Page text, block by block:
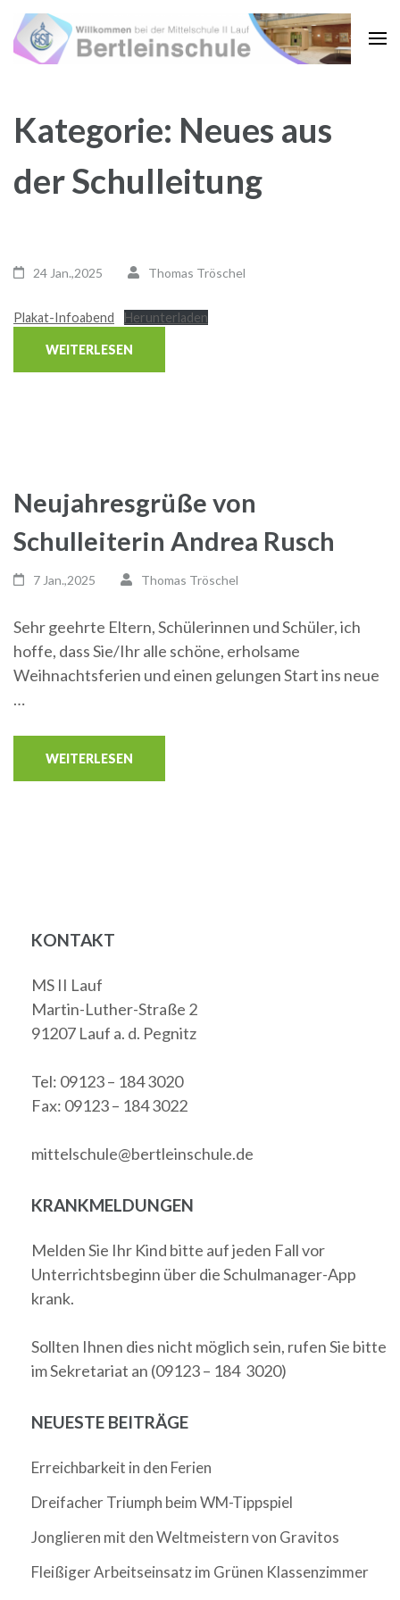
Zum
Inhalt
springen
Kategorie: Neues aus
der Schulleitung
24 Jan.,2025 Thomas Tröschel
Plakat-Infoabend Herunterladen
WEITERLESEN
Neujahresgrüße von
Schulleiterin Andrea Rusch
7 Jan.,2025 Thomas Tröschel
Sehr geehrte Eltern, Schülerinnen und Schüler, ich
hoffe, dass Sie/Ihr alle schöne, erholsame
Weihnachtsferien und einen gelungen Start ins neue
…
WEITERLESEN
KONTAKT
MS II Lauf
Martin-Luther-Straße 2
91207 Lauf a. d. Pegnitz
Tel: 09123 – 184 3020
Fax: 09123 – 184 3022
mittelschule@bertleinschule.de
KRANKMELDUNGEN
Melden Sie Ihr Kind bitte auf jeden Fall vor
Unterrichtsbeginn über die Schulmanager-App
krank.
Sollten Ihnen dies nicht möglich sein, rufen Sie bitte
im Sekretariat an (09123 – 184 3020)
NEUESTE BEITRÄGE
Erreichbarkeit in den Ferien
Dreifacher Triumph beim WM-Tippspiel
Jonglieren mit den Weltmeistern von Gravitos
Fleißiger Arbeitseinsatz im Grünen Klassenzimmer